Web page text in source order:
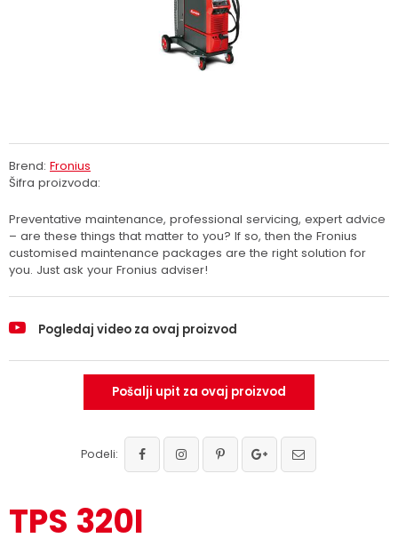
Brend: Fronius
Šifra proizvoda:
Preventative maintenance, professional servicing, expert advice
– are these things that matter to you? If so, then the Fronius
customised maintenance packages are the right solution for
you. Just ask your Fronius adviser!
Pogledaj video za ovaj proizvod
Pošalji upit za ovaj proizvod
Podeli:
TPS 320I